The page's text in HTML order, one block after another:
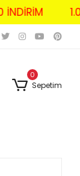
İNDİRİM
0
Sepetim